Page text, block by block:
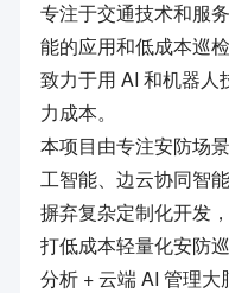
专注于交通技术和服
能的应用和低成本巡
致力于用 AI 和机器人
力成本。
本项目由专注安防场
工智能、边云协同智
摒弃复杂定制化开发
打低成本轻量化安防
分析 + 云端 AI 管理